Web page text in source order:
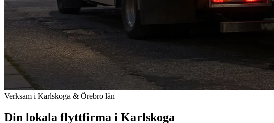
Verksam i Karlskoga & Örebro län
Din lokala flyttfirma i Karlskoga